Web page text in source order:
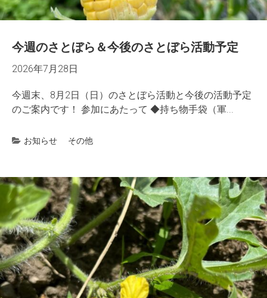
今週のさとぼら＆今後のさとぼら活動予定
2026年7月28日
今週末、8月2日（日）のさとぼら活動と今後の活動予定
のご案内です！ 参加にあたって ◆持ち物手袋（軍...
お知らせ その他